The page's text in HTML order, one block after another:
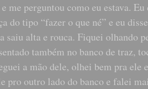
me perguntou como eu estava.
do tipo “fazer o que né” e eu
saiu alta e rouca. Fiquei olhando
também no banco de traz,
a mão dele, olhei bem pra ele
pro outro lado do banco e falei